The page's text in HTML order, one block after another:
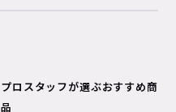
プロスタッフが選ぶおすすめ商
品